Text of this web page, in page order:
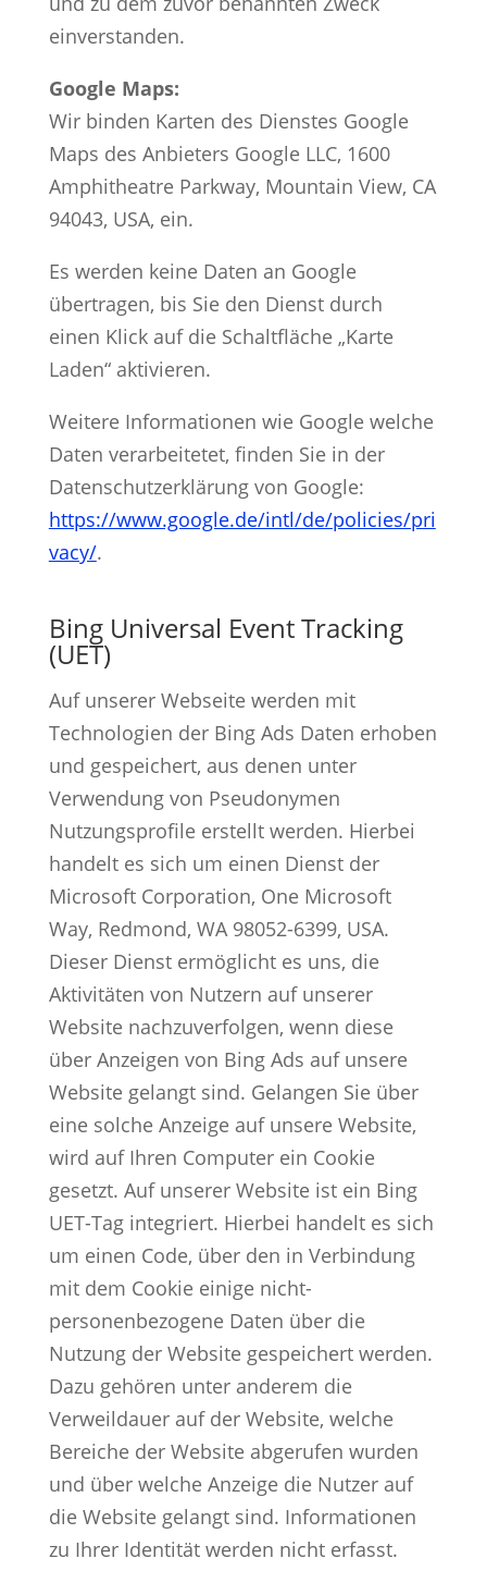
einverstanden.
Google Maps:
Wir binden Karten des Dienstes Google
Maps des Anbieters Google LLC, 1600
Amphitheatre Parkway, Mountain View, CA
94043, USA, ein.
Es werden keine Daten an Google
übertragen, bis Sie den Dienst durch
einen Klick auf die Schaltfläche „Karte
Laden“ aktivieren.
Weitere Informationen wie Google welche
Daten verarbeitetet, finden Sie in der
Datenschutzerklärung von Google:
https://www.google.de/intl/de/policies/pri
vacy/.
Bing Universal Event Tracking
(UET)
Auf unserer Webseite werden mit
Technologien der Bing Ads Daten erhoben
und gespeichert, aus denen unter
Verwendung von Pseudonymen
Nutzungsprofile erstellt werden. Hierbei
handelt es sich um einen Dienst der
Microsoft Corporation, One Microsoft
Way, Redmond, WA 98052-6399, USA.
Dieser Dienst ermöglicht es uns, die
Aktivitäten von Nutzern auf unserer
Website nachzuverfolgen, wenn diese
über Anzeigen von Bing Ads auf unsere
Website gelangt sind. Gelangen Sie über
eine solche Anzeige auf unsere Website,
wird auf Ihren Computer ein Cookie
gesetzt. Auf unserer Website ist ein Bing
UET-Tag integriert. Hierbei handelt es sich
um einen Code, über den in Verbindung
mit dem Cookie einige nicht-
personenbezogene Daten über die
Nutzung der Website gespeichert werden.
Dazu gehören unter anderem die
Verweildauer auf der Website, welche
Bereiche der Website abgerufen wurden
und über welche Anzeige die Nutzer auf
die Website gelangt sind. Informationen
zu Ihrer Identität werden nicht erfasst.